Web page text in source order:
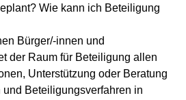
Wie kann ich Beteiligung
Bürger/-innen und
der Raum für Beteiligung allen
Unterstützung oder Beratung
Beteiligungsverfahren in